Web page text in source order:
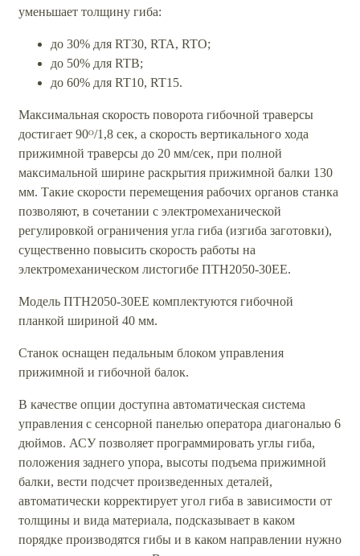
уменьшает толщину гиба:
до 30% для RT30, RTA, RTO;
до 50% для RTB;
до 60% для RT10, RT15.
Максимальная скорость поворота гибочной траверсы
достигает 90ᴼ/1,8 сек, а скорость вертикального хода
прижимной траверсы до 20 мм/сек, при полной
максимальной ширине раскрытия прижимной балки 130
мм. Такие скорости перемещения рабочих органов станка
позволяют, в сочетании с электромеханической
регулировкой ограничения угла гиба (изгиба заготовки),
существенно повысить скорость работы на
электромеханическом листогибе ПТН2050-30ЕЕ.
Модель ПТН2050-30ЕЕ комплектуются гибочной
планкой шириной 40 мм.
Станок оснащен педальным блоком управления
прижимной и гибочной балок.
В качестве опции доступна автоматическая система
управления с сенсорной панелью оператора диагональю 6
дюймов. АСУ позволяет программировать углы гиба,
положения заднего упора, высоты подъема прижимной
балки, вести подсчет произведенных деталей,
автоматически корректирует угол гиба в зависимости от
толщины и вида материала, подсказывает в каком
порядке производятся гибы и в каком направлении нужно